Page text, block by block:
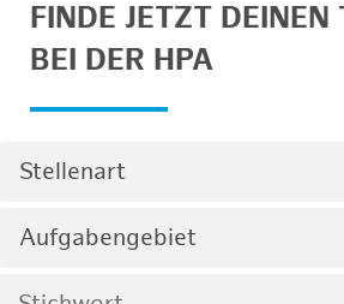
FINDE JETZT DEINEN
BEI DER HPA
Stellenart
Aufgabengebiet